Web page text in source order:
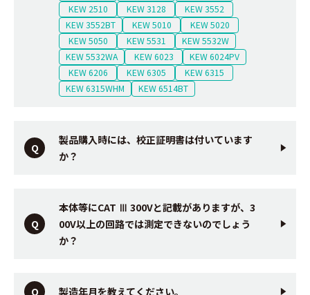
KEW 2510
KEW 3128
KEW 3552
KEW 3552BT
KEW 5010
KEW 5020
KEW 5050
KEW 5531
KEW 5532W
KEW 5532WA
KEW 6023
KEW 6024PV
KEW 6206
KEW 6305
KEW 6315
KEW 6315WHM
KEW 6514BT
製品購入時には、校正証明書は付いています
か？
本体等にCAT Ⅲ 300Vと記載がありますが、3
00V以上の回路では測定できないのでしょう
か？
製造年月を教えてください。